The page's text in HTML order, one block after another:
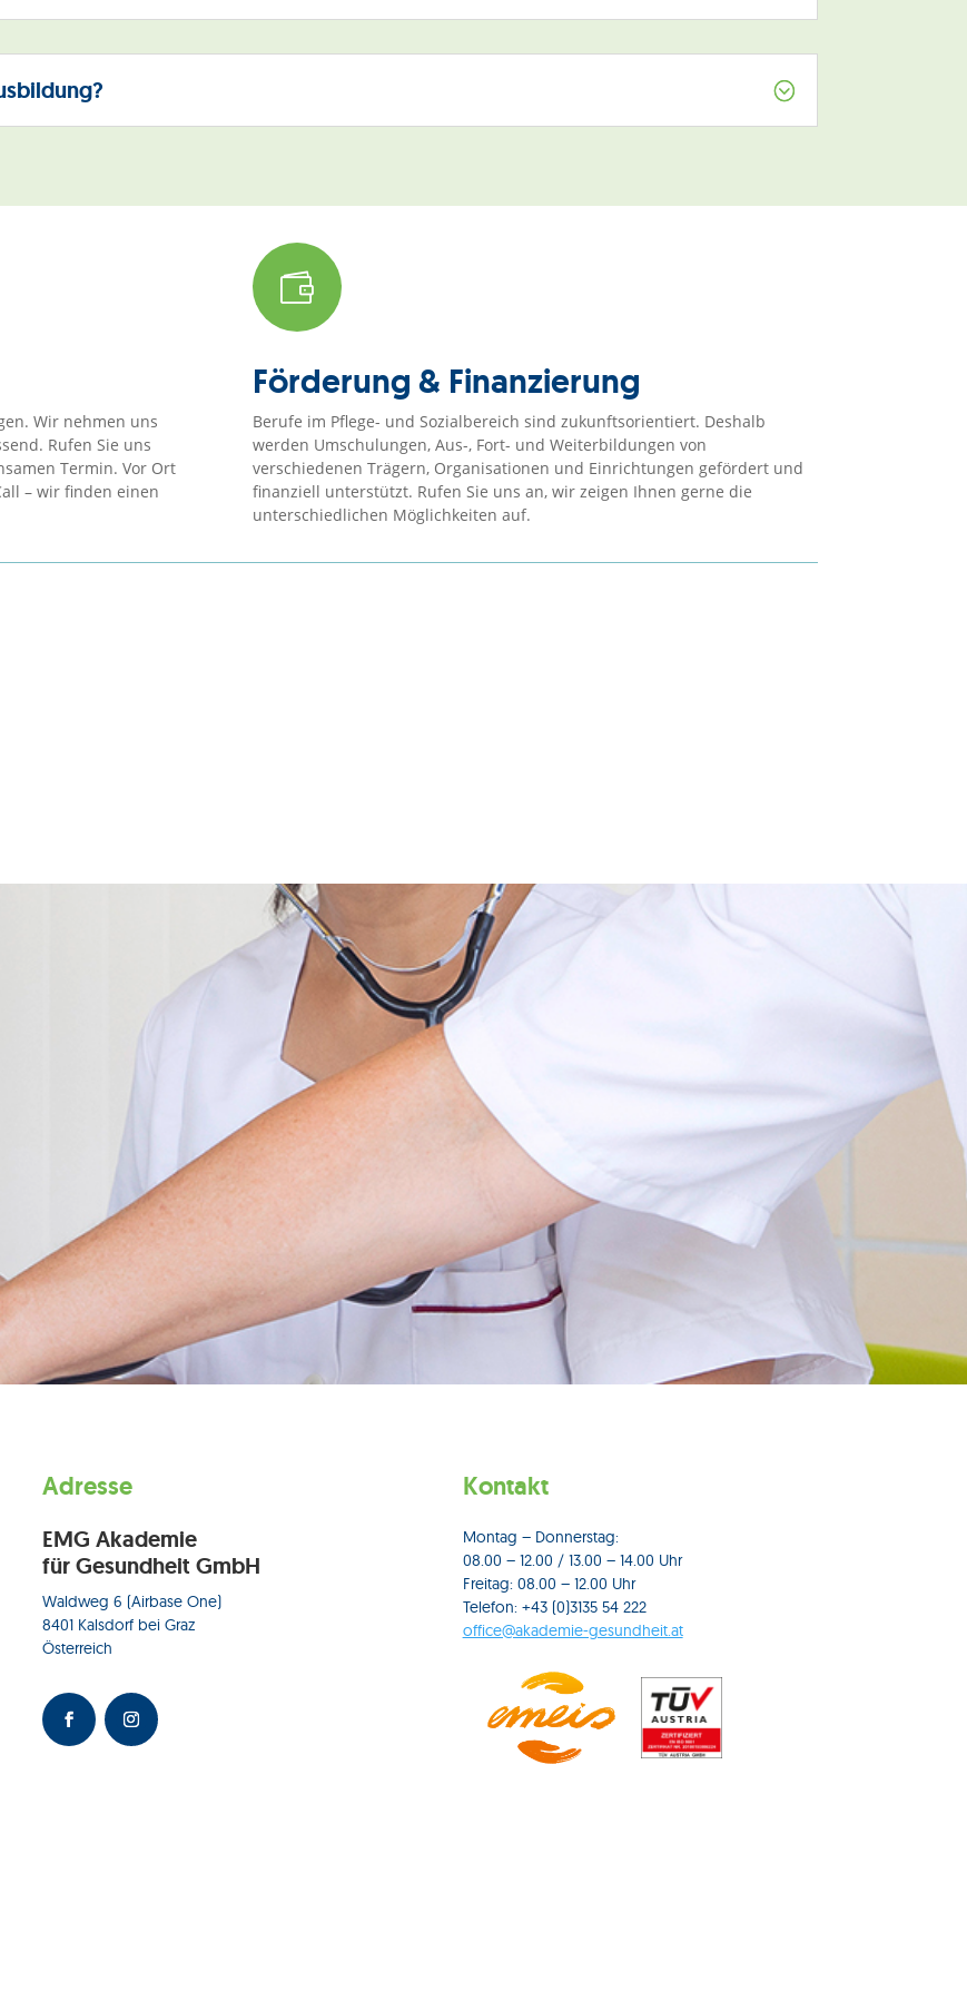
;
Wir nehmen uns
Rufen Sie uns
Termin.Vor Ort
– wir finden einen

Förderung & Finanzierung
Berufe im Pflege- und Sozialbereich sind zukunftsorientiert. Deshalb
werden Umschulungen, Aus-, Fort- und Weiterbildungen von
verschiedenen Trägern, Organisationen und Einrichtungen gefördert und
finanziell unterstützt. Rufen Sie uns an, wir zeigen Ihnen gerne die
unterschiedlichen Möglichkeiten auf.
Adresse
EMG Akademie
für Gesundheit GmbH
Waldweg 6 (Airbase One)
8401 Kalsdorf bei Graz
Österreich
Kontakt
Montag – Donnerstag:
08.00 – 12.00 / 13.00 – 14.00 Uhr
Freitag: 08.00 – 12.00 Uhr
Telefon: +43 (0)3135 54 222
office@akademie-gesundheit.at